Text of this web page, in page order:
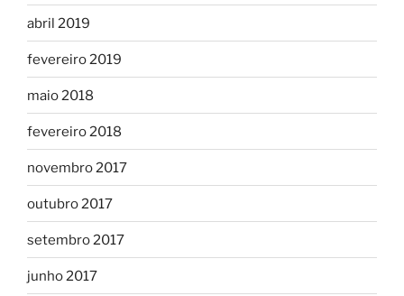
abril 2019
fevereiro 2019
maio 2018
fevereiro 2018
novembro 2017
outubro 2017
setembro 2017
junho 2017